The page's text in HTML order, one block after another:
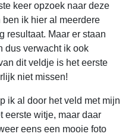
keer opzoek naar deze
ik hier al meerdere
resultaat. Maar er staan
dus verwacht ik ook
dit veldje is het eerste
niet missen!
ik al door het veld met mijn
eerste witje, maar daar
eens een mooie foto